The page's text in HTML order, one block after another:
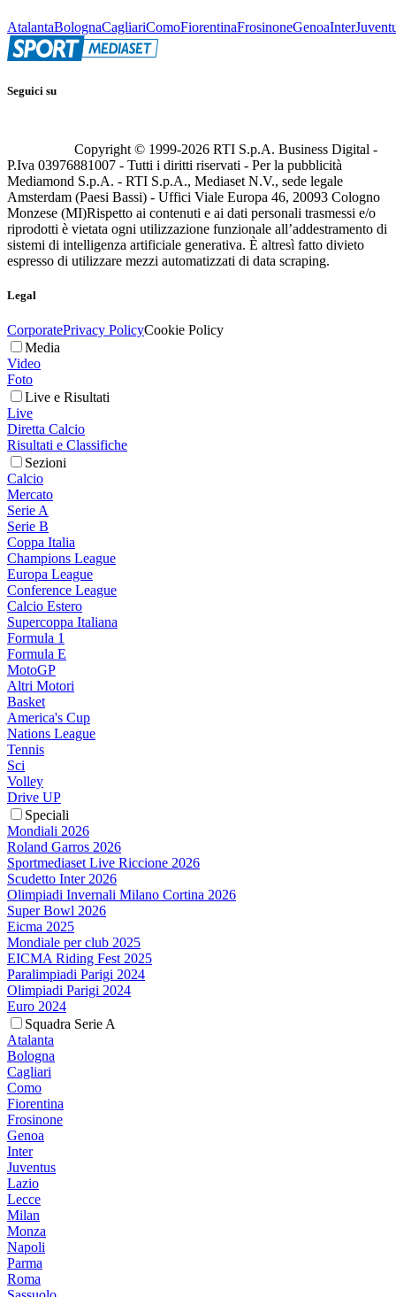
AtalantaBolognaCagliariComoFiorentinaFrosinoneGenoaInter
Seguici su
Copyright © 1999-2026 RTI S.p.A. Business Digital -
P.Iva 03976881007 - Tutti i diritti riservati - Per la pubblicità
Mediamond S.p.A. - RTI S.p.A., Mediaset N.V., sede legale
Amsterdam (Paesi Bassi) - Uffici Viale Europa 46, 20093 Cologno
Monzese (MI)Rispetto ai contenuti e ai dati personali trasmessi e/o
riprodotti è vietata ogni utilizzazione funzionale all’addestramento di
sistemi di intelligenza artificiale generativa. È altresì fatto divieto
espresso di utilizzare mezzi automatizzati di data scraping.
Legal
CorporatePrivacy PolicyCookie Policy
Media
Video
Foto
Live e Risultati
Live
Diretta Calcio
Risultati e Classifiche
Sezioni
Calcio
Mercato
Serie A
Serie B
Coppa Italia
Champions League
Europa League
Conference League
Calcio Estero
Supercoppa Italiana
Formula 1
Formula E
MotoGP
Altri Motori
Basket
America's Cup
Nations League
Tennis
Sci
Volley
Drive UP
Speciali
Mondiali 2026
Roland Garros 2026
Sportmediaset Live Riccione 2026
Scudetto Inter 2026
Olimpiadi Invernali Milano Cortina 2026
Super Bowl 2026
Eicma 2025
Mondiale per club 2025
EICMA Riding Fest 2025
Paralimpiadi Parigi 2024
Olimpiadi Parigi 2024
Euro 2024
Squadra Serie A
Atalanta
Bologna
Cagliari
Como
Fiorentina
Frosinone
Genoa
Inter
Juventus
Lazio
Lecce
Milan
Monza
Napoli
Parma
Roma